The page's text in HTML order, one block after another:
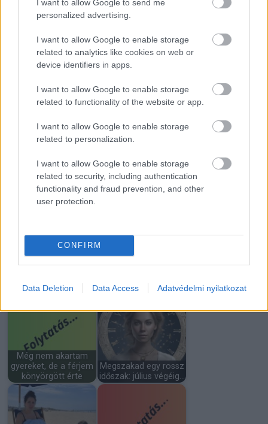
I want to allow Google to send me
personalized advertising.
I want to allow Google to enable storage
related to analytics like cookies on web or
device identifiers in apps.
I want to allow Google to enable storage
related to functionality of the website or app.
I want to allow Google to enable storage
related to personalization.
I want to allow Google to enable storage
related to security, including authentication
functionality and fraud prevention, and other
user protection.
CONFIRM
Data Deletion Data Access Adatvédelmi nyilatkozat
barátnőm lányát, mint
a sajátomat –…
kínos incidens
története
A 13 éves lányom kis
asztalt tett ki az
udvarra,…
„Lenézték az idős nőt
a luxusszalonban –
egy nap…
Minden héten a
sarokból figyeltem…
míg egy botrány…
A férjem arra kért,
hogy aludjak a
garázsban, amíg…
A feleségem ikreknek
teljesen…
4 éves kisfiam a
mutatott és…
Még nem akartam
gyereket, de a férjem
könyörgött érte
Megszakad egy rossz
időszak: július végéig…